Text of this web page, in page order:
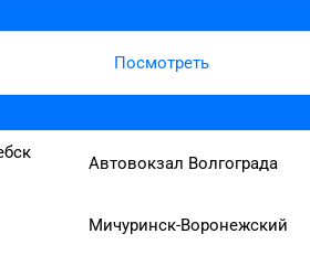
Посмотреть
Автовокзал Волгограда
Мичуринск-Воронежский